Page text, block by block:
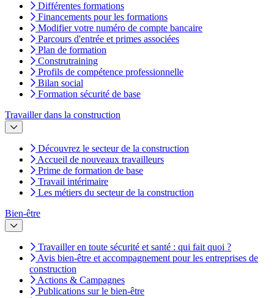
Différentes formations
Financements pour les formations
Modifier votre numéro de compte bancaire
Parcours d'entrée et primes associées
Plan de formation
Construtraining
Profils de compétence professionnelle
Bilan social
Formation sécurité de base
Travailler dans la construction
Découvrez le secteur de la construction
Accueil de nouveaux travailleurs
Prime de formation de base
Travail intérimaire
Les métiers du secteur de la construction
Bien-être
Travailler en toute sécurité et santé : qui fait quoi ?
Avis bien-être et accompagnement pour les entreprises de
construction
Actions & Campagnes
Publications sur le bien-être